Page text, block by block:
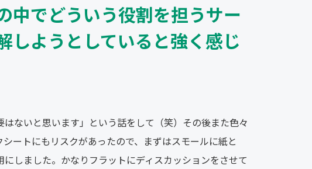
中でどういう役割を担うサー
しようとしていると強く感じ
はないと思います」という話をして（笑）その後また色々
ートにもリスクがあったので、まずはスモールに紙と
にしました。かなりフラットにディスカッションをさせて